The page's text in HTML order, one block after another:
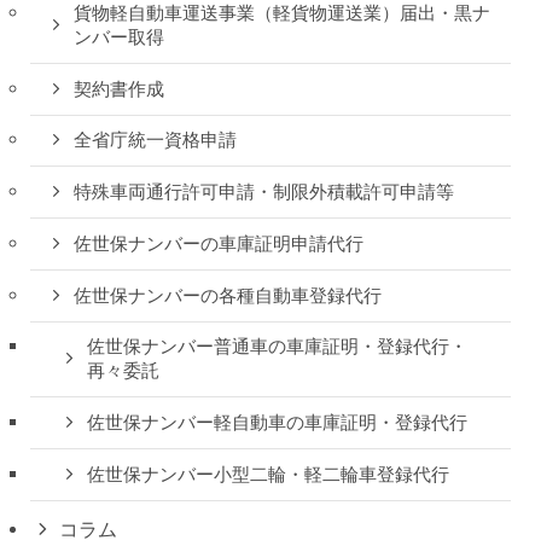
貨物軽自動車運送事業（軽貨物運送業）届出・黒ナ
ンバー取得
契約書作成
全省庁統一資格申請
特殊車両通行許可申請・制限外積載許可申請等
佐世保ナンバーの車庫証明申請代行
佐世保ナンバーの各種自動車登録代行
佐世保ナンバー普通車の車庫証明・登録代行・
再々委託
佐世保ナンバー軽自動車の車庫証明・登録代行
佐世保ナンバー小型二輪・軽二輪車登録代行
コラム